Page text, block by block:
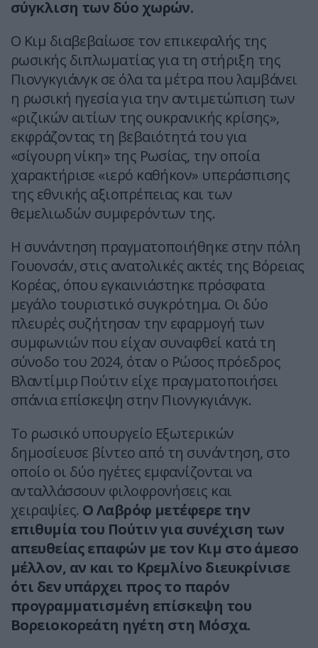
σύγκλιση των δύο χωρών.
Ο Κιμ διαβεβαίωσε τον επικεφαλής της
ρωσικής διπλωματίας για τη στήριξη της
Πιονγκγιάνγκ σε όλα τα μέτρα που λαμβάνει
η ρωσική ηγεσία για την αντιμετώπιση των
«ριζικών αιτίων της ουκρανικής κρίσης»,
εκφράζοντας τη βεβαιότητά του για
«σίγουρη νίκη» της Ρωσίας, την οποία
χαρακτήρισε «ιερό καθήκον» υπεράσπισης
της εθνικής αξιοπρέπειας και των
θεμελιωδών συμφερόντων της.
Η συνάντηση πραγματοποιήθηκε στην πόλη
Γουονσάν, στις ανατολικές ακτές της Βόρειας
Κορέας, όπου εγκαινιάστηκε πρόσφατα
μεγάλο τουριστικό συγκρότημα. Οι δύο
πλευρές συζήτησαν την εφαρμογή των
συμφωνιών που είχαν συναφθεί κατά τη
σύνοδο του 2024, όταν ο Ρώσος πρόεδρος
Βλαντίμιρ Πούτιν είχε πραγματοποιήσει
σπάνια επίσκεψη στην Πιονγκγιάνγκ.
Το ρωσικό υπουργείο Εξωτερικών
δημοσίευσε βίντεο από τη συνάντηση, στο
οποίο οι δύο ηγέτες εμφανίζονται να
ανταλλάσσουν φιλοφρονήσεις και
χειραψίες. Ο Λαβρόφ μετέφερε την
επιθυμία του Πούτιν για συνέχιση των
απευθείας επαφών με τον Κιμ στο άμεσο
μέλλον, αν και το Κρεμλίνο διευκρίνισε
ότι δεν υπάρχει προς το παρόν
προγραμματισμένη επίσκεψη του
Βορειοκορεάτη ηγέτη στη Μόσχα.